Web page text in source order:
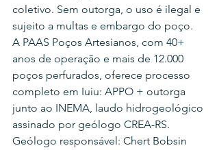
coletivo. Sem outorga, o uso é ilegal e
sujeito a multas e embargo do poço.
A PAAS Poços Artesianos, com 40+
anos de operação e mais de 12.000
poços perfurados, oferece processo
completo em Iuiu: APPO + outorga
junto ao INEMA, laudo hidrogeológico
assinado por geólogo CREA-RS.
Geólogo responsável: Chert Bobsin